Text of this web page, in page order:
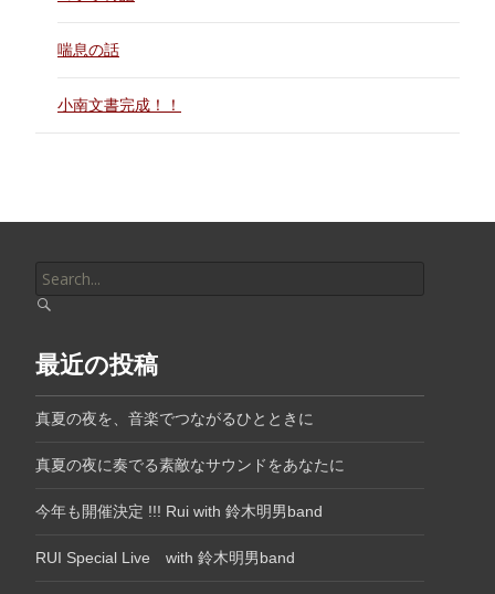
喘息の話
小南文書完成！！
for:
最近の投稿
真夏の夜を、音楽でつながるひとときに
真夏の夜に奏でる素敵なサウンドをあなたに
今年も開催決定 !!! Rui with 鈴木明男band
RUI Special Live with 鈴木明男band